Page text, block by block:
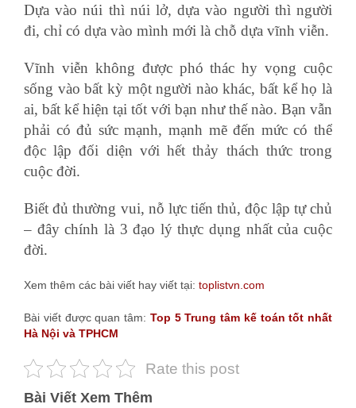
Dựa vào núi thì núi lở, dựa vào người thì người
đi, chỉ có dựa vào mình mới là chỗ dựa vĩnh viễn.
Vĩnh viễn không được phó thác hy vọng cuộc
sống vào bất kỳ một người nào khác, bất kể họ là
ai, bất kể hiện tại tốt với bạn như thế nào. Bạn vẫn
phải có đủ sức mạnh, mạnh mẽ đến mức có thể
độc lập đối diện với hết thảy thách thức trong
cuộc đời.
Biết đủ thường vui, nỗ lực tiến thủ, độc lập tự chủ
– đây chính là 3 đạo lý thực dụng nhất của cuộc
đời.
Xem thêm các bài viết hay viết tại: toplistvn.com
Bài viết được quan tâm: Top 5 Trung tâm kế toán tốt nhất
Hà Nội và TPHCM
Rate this post
Bài Viết Xem Thêm